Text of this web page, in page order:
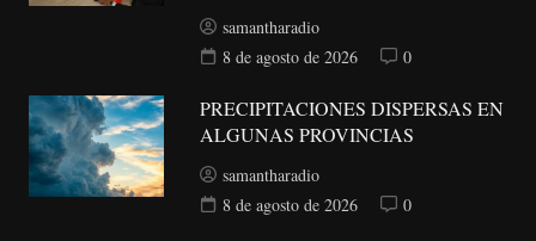
samantharadio
8 de agosto de 2026
0
PRECIPITACIONES DISPERSAS EN
ALGUNAS PROVINCIAS
samantharadio
8 de agosto de 2026
0